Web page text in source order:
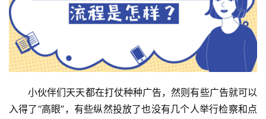
小伙伴们天天都在打仗种种广告，然则有些广告就可以
入得了“高眼”，有些纵然投放了也没有几个人举行检察和点